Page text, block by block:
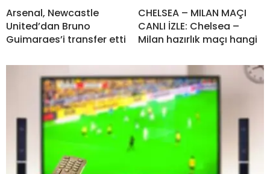
Arsenal, Newcastle
United’dan Bruno
Guimaraes’i transfer etti
CHELSEA – MILAN MAÇI
CANLI İZLE: Chelsea –
Milan hazırlık maçı hangi